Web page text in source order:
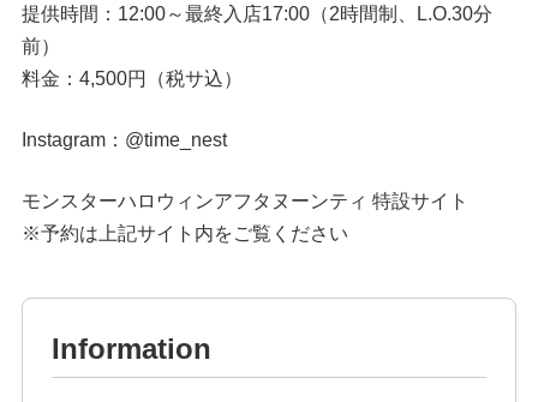
提供時間：12:00～最終入店17:00（2時間制、L.O.30分
前）
料金：4,500円（税サ込）
Instagram： @time_nest
モンスターハロウィンアフタヌーンティ 特設サイト
※予約は上記サイト内をご覧ください
Information